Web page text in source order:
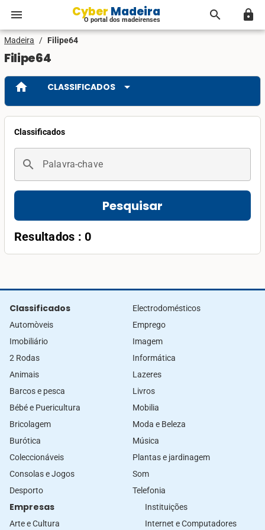
menu Cyber Madeira
O portal dos madeirenses search lock
Madeira / Filipe64
Filipe64
home CLASSIFICADOS arrow_drop_down
Classificados
search Palavra-chave
Pesquisar
Resultados : 0
Classificados
Automòveis
Imobiliário
2 Rodas
Animais
Barcos e pesca
Bébé e Puericultura
Bricolagem
Burótica
Coleccionáveis
Consolas e Jogos
Desporto
Electrodomésticos
Emprego
Imagem
Informática
Lazeres
Livros
Mobilia
Moda e Beleza
Música
Plantas e jardinagem
Som
Telefonia
Empresas
Arte e Cultura
Instituições
Internet e Computadores